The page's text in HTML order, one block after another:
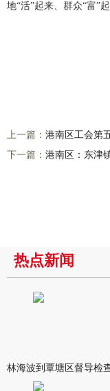
地“活”起来、群众“富”起
上一篇： 港南区工会第
下一篇： 港南区：东津
热点新闻